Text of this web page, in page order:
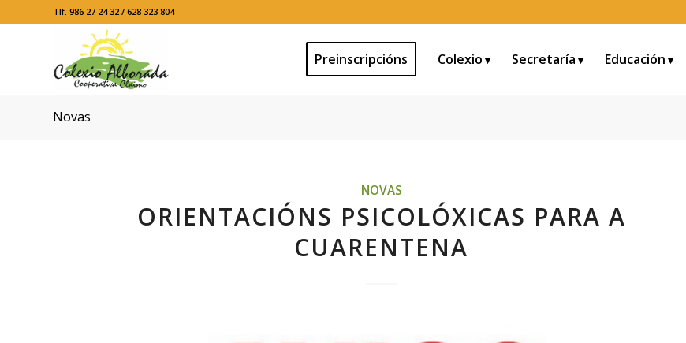
Tlf. 986 27 24 32 / 628 323 804
Preinscripcións Colexio Secretaría Educación
Novas
NOVAS
ORIENTACIÓNS PSICOLÓXICAS PARA A
CUARENTENA